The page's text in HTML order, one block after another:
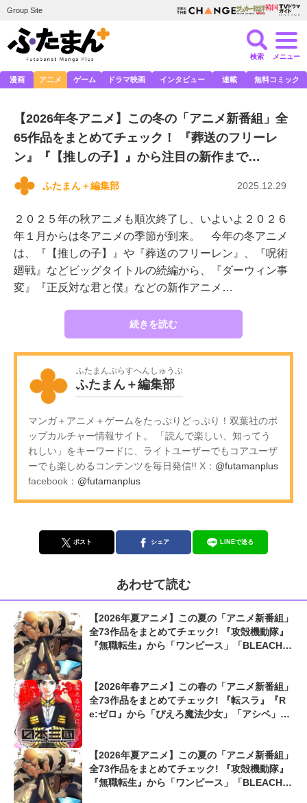
Group Site
検索 メニュー
漫画 アニメ ゲーム ドラマ映画 インタビュー 連載 無料コミック
【2026年冬アニメ】この冬の「アニメ新番組」全
65作品をまとめてチェック！ 『葬送のフリーレ
ン』『【推しの子】』から注目の新作まで…
ふたまん＋編集部 2025.12.29
２０２５年の秋アニメも順次終了し、いよいよ２０２６
年１月からは冬アニメの季節が到来。 今年の冬アニメ
は、『【推しの子】』や『葬送のフリーレン』、『呪術
廻戦』などビッグタイトルの続編から、『ダーウィン事
変』『正反対な君と僕』などの新作アニメ…
続きを読む
ふたまんぷらすへんしゅうぶ
ふたまん＋編集部
マンガ＋アニメ＋ゲームをたっぷりどっぷり！双葉社のポ
ップカルチャー情報サイト。 「読んで楽しい、知ってう
れしい」をキーワードに、ライトユーザーでもコアユーザ
ーでも楽しめるコンテンツを毎日発信!! X： @futamanplus
facebook： @futamanplus
ポスト シェア LINEで送る
あわせて読む
【2026年夏アニメ】この夏の「アニメ新番組」
全73作品をまとめてチェック! 『攻殻機動隊』
『無職転生』から「ワンピース」「BLEACH」
【2026年春アニメ】この春の「アニメ新番組」
全73作品をまとめてチェック! 『転スラ』『R
e:ゼロ』から「ぴえろ魔法少女」「アシベ」ま
【2026年夏アニメ】この夏の「アニメ新番組」
全73作品をまとめてチェック! 『攻殻機動隊』
『無職転生』から「ワンピース」「BLEACH」